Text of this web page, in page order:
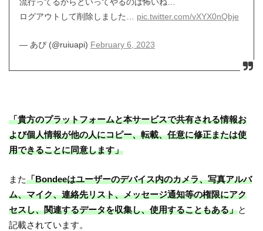
ログアウトして削除しました… pic.twitter.com/vXYX0nQbje
— あぴ (@ruiuapi) February 6, 2023
「貴方のプラットフォームと本サービスで共有される情報お
よび個人情報が他の人にコピー、転載、任意に修正または使
用できることに同意します」
また「Bondeeはユーザーのデバイス内のカメラ、写真アルバ
ム、マイク、連絡先リスト、メッセージ通知等の権限にアク
セスし、関連するデータを収集し、使用することもある」と
記載されています。